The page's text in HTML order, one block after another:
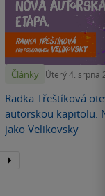
Články Úterý 4. srpna
Radka Třeštíková
autorskou kapitolu.
jako Velikovsky